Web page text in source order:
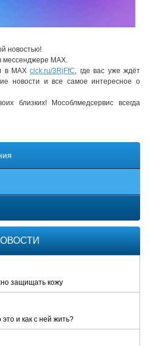
новостью!
мессенджере MAX.
в MAXclck.ru/3RjFfC, где вас уже ждёт
новости и все самое интересное о
близких! Мособлмедсервис всегда
защищать кожу
и как с ней жить?